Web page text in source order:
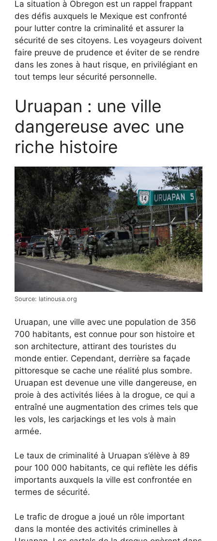
La situation à Obregon est un rappel frappant
des défis auxquels le Mexique est confronté
pour lutter contre la criminalité et assurer la
sécurité de ses citoyens. Les voyageurs doivent
faire preuve de prudence et éviter de se rendre
dans les zones à haut risque, en privilégiant en
tout temps leur sécurité personnelle.
Uruapan : une ville
dangereuse avec une
riche histoire
Source: latinousa.org
Uruapan, une ville avec une population de 356
700 habitants, est connue pour son histoire et
son architecture, attirant des touristes du
monde entier. Cependant, derrière sa façade
pittoresque se cache une réalité plus sombre.
Uruapan est devenue une ville dangereuse, en
proie à des activités liées à la drogue, ce qui a
entraîné une augmentation des crimes tels que
les vols, les carjackings et les vols à main
armée.
Le taux de criminalité à Uruapan s’élève à 89
pour 100 000 habitants, ce qui reflète les défis
importants auxquels la ville est confrontée en
termes de sécurité.
Le trafic de drogue a joué un rôle important
dans la montée des activités criminelles à